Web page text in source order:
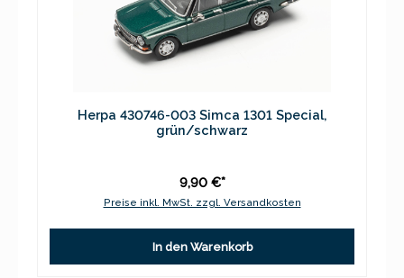
Herpa 430746-003 Simca 1301 Special,
grün/schwarz
9,90 €*
Preise inkl. MwSt. zzgl. Versandkosten
In den Warenkorb